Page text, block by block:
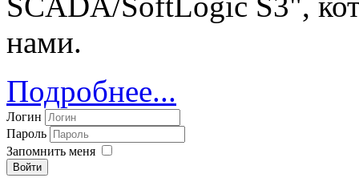
нами.
Подробнее...
Логин
Пароль
Запомнить меня
Войти